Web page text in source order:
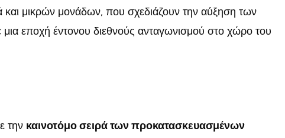
μικρών μονάδων, που σχεδιάζουν την αύξηση των
εποχή έντονου διεθνούς ανταγωνισμού στο χώρο του
την καινοτόμο σειρά των προκατασκευασμένων